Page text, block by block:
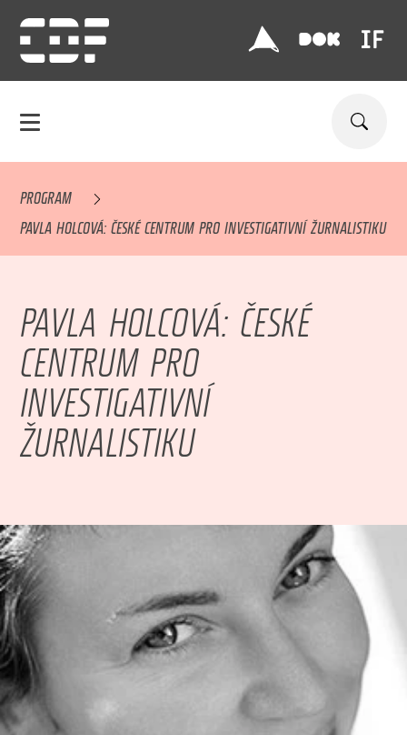
PROGRAM
PAVLA HOLCOVÁ: ČESKÉ CENTRUM PRO INVESTIGATIVNÍ ŽURNALISTIKU
PAVLA HOLCOVÁ: ČESKÉ
CENTRUM PRO
INVESTIGATIVNÍ
ŽURNALISTIKU